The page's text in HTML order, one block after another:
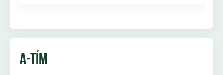
A-TÍM